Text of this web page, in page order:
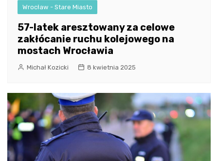
Wrocław - Stare Miasto
57-latek aresztowany za celowe
zakłócanie ruchu kolejowego na
mostach Wrocławia
Michał Kozicki 8 kwietnia 2025